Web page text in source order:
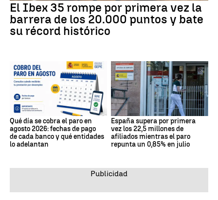
El Ibex 35 rompe por primera vez la
barrera de los 20.000 puntos y bate
su récord histórico
Qué día se cobra el paro en
agosto 2026: fechas de pago
de cada banco y qué entidades
lo adelantan
España supera por primera
vez los 22,5 millones de
afiliados mientras el paro
repunta un 0,85% en julio